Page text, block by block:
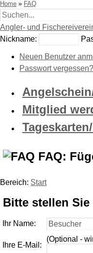
Home » FAQ
Angler- und
Nickname:
Neuen Benutzer
Passwort vergessen?
Mitglied
FAQ:
Bereich: Start
Bitte stellen Sie
Ihr Name:
Ihre E-Mail:
(Optional -